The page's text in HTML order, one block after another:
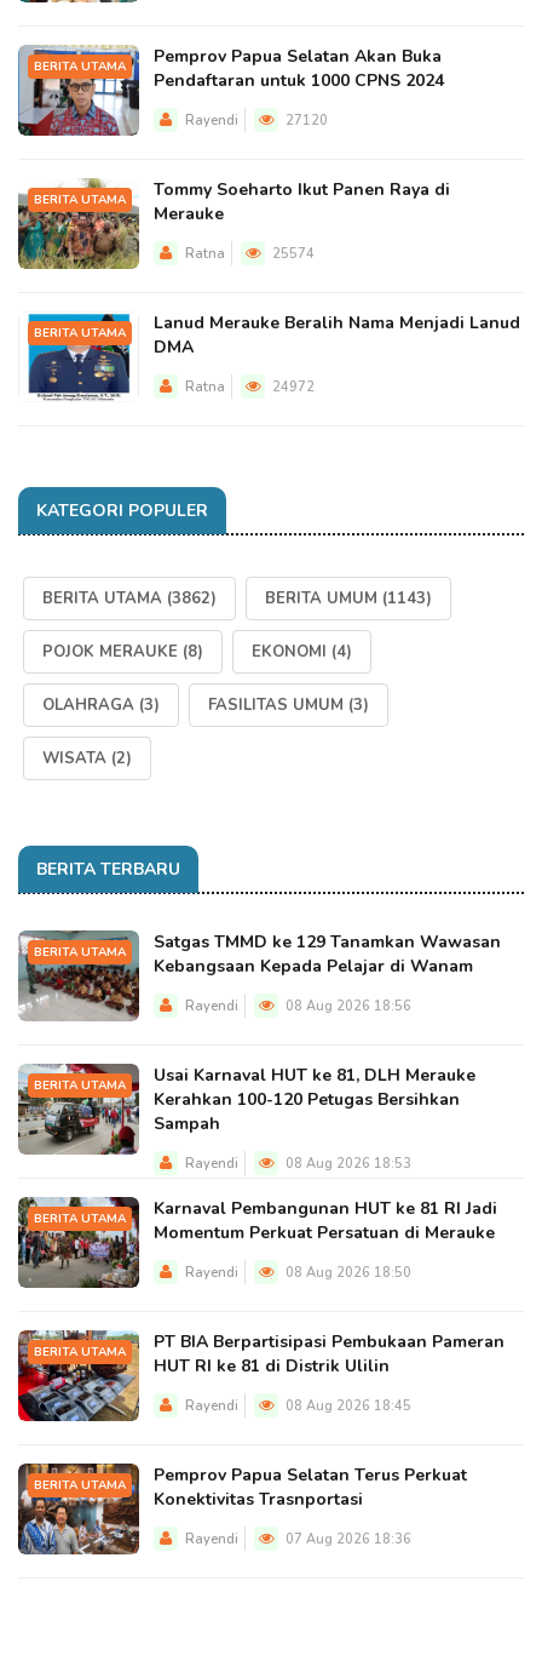
BERITA UTAMA
Pemprov Papua Selatan Akan Buka
Pendaftaran untuk 1000 CPNS 2024
Rayendi 27120
BERITA UTAMA
Tommy Soeharto Ikut Panen Raya di
Merauke
Ratna 25574
BERITA UTAMA
Lanud Merauke Beralih Nama Menjadi Lanud
DMA
Ratna 24972
KATEGORI POPULER
BERITA UTAMA (3862) BERITA UMUM (1143)
POJOK MERAUKE (8) EKONOMI (4)
OLAHRAGA (3) FASILITAS UMUM (3)
WISATA (2)
BERITA TERBARU
BERITA UTAMA
Satgas TMMD ke 129 Tanamkan Wawasan
Kebangsaan Kepada Pelajar di Wanam
Rayendi 08 Aug 2026 18:56
BERITA UTAMA
Usai Karnaval HUT ke 81, DLH Merauke
Kerahkan 100-120 Petugas Bersihkan
Sampah
Rayendi 08 Aug 2026 18:53
BERITA UTAMA
Karnaval Pembangunan HUT ke 81 RI Jadi
Momentum Perkuat Persatuan di Merauke
Rayendi 08 Aug 2026 18:50
BERITA UTAMA
PT BIA Berpartisipasi Pembukaan Pameran
HUT RI ke 81 di Distrik Ulilin
Rayendi 08 Aug 2026 18:45
BERITA UTAMA
Pemprov Papua Selatan Terus Perkuat
Konektivitas Trasnportasi
Rayendi 07 Aug 2026 18:36